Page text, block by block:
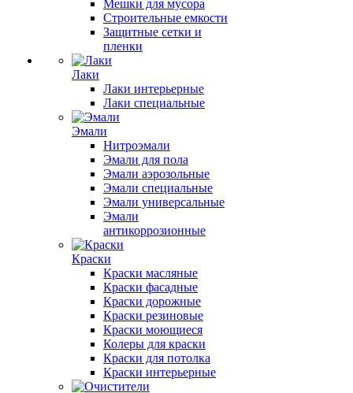
Мешки для мусора
Строительные емкости
Защитные сетки и
пленки
Лаки
Лаки интерьерные
Лаки специальные
Эмали
Нитроэмали
Эмали для пола
Эмали аэрозольные
Эмали специальные
Эмали универсальные
Эмали
антикоррозионные
Краски
Краски масляные
Краски фасадные
Краски дорожные
Краски резиновые
Краски моющиеся
Колеры для краски
Краски для потолка
Краски интерьерные